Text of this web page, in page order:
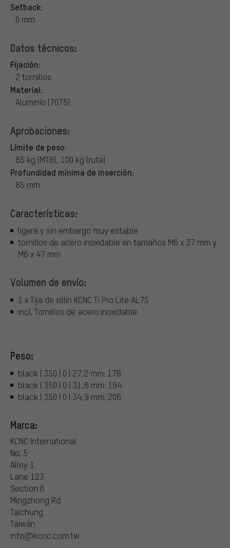
Setback:
0 mm
Datos técnicos:
Fijación:
2 tornillos
Material:
Aluminio (7075)
Aprobaciones:
Límite de peso:
85 kg (MTB), 100 kg (ruta)
Profundidad mínima de inserción:
85 mm
Características:
ligera y sin embargo muy estable
tornillos de acero inoxidable en tamaños M6 x 37 mm y
M6 x 47 mm
Volumen de envío:
1 x Tija de sillín KCNC Ti Pro Lite AL75
incl. Tornillos de acero inoxidable
Peso:
black | 350 | 0 | 27,2 mm: 178
black | 350 | 0 | 31,6 mm: 194
black | 350 | 0 | 34,9 mm: 206
Marca:
KCNC International
No. 5
Alley 1
Lane 123
Section 6
Mingzhong Rd
Taichung
Taiwán
info@kcnc.com.tw